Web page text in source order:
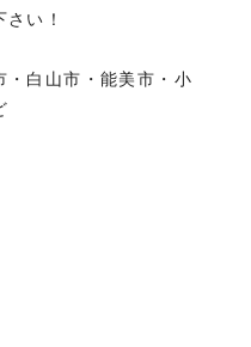
い！
・白山市・能美市・小